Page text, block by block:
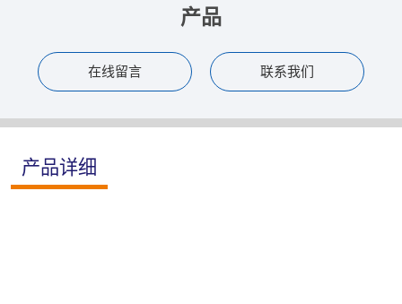
产品
在线留言 联系我们
产品详细